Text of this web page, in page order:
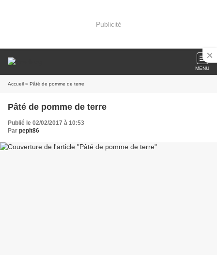
Publicité
MENU
Accueil » Pâté de pomme de terre
Pâté de pomme de terre
Publié le 02/02/2017 à 10:53
Par pepit86